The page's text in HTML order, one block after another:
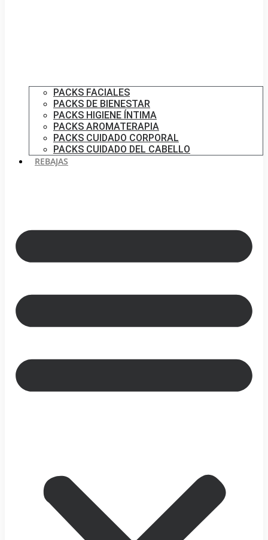
PACKS FACIALES
PACKS DE BIENESTAR
PACKS HIGIENE ÍNTIMA
PACKS AROMATERAPIA
PACKS CUIDADO CORPORAL
PACKS CUIDADO DEL CABELLO
REBAJAS